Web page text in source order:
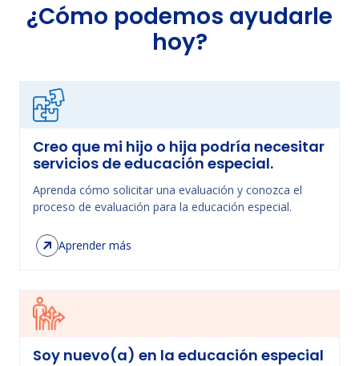
¿Cómo podemos ayudarle
hoy?
Creo que mi hijo o hija podría necesitar
servicios de educación especial.
Aprenda cómo solicitar una evaluación y conozca el
proceso de evaluación para la educación especial.
Aprender más
Soy nuevo(a) en la educación especial